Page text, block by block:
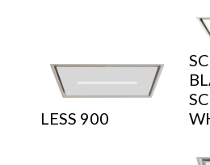
LESS 900